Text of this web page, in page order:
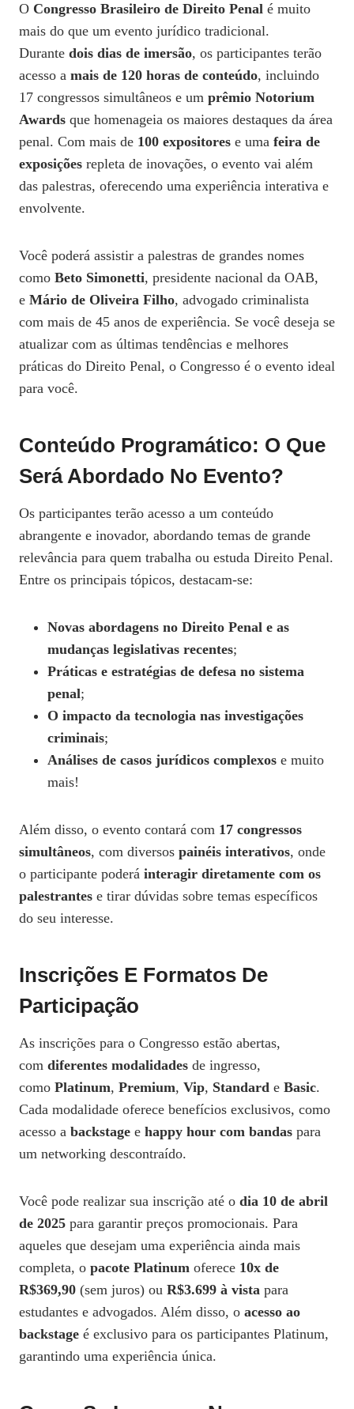
O Congresso Brasileiro de Direito Penal é muito
mais do que um evento jurídico tradicional.
Durante dois dias de imersão, os participantes terão
acesso a mais de 120 horas de conteúdo, incluindo
17 congressos simultâneos e um prêmio Notorium
Awards que homenageia os maiores destaques da área
penal. Com mais de 100 expositores e uma feira de
exposições repleta de inovações, o evento vai além
das palestras, oferecendo uma experiência interativa e
envolvente.
Você poderá assistir a palestras de grandes nomes
como Beto Simonetti, presidente nacional da OAB,
e Mário de Oliveira Filho, advogado criminalista
com mais de 45 anos de experiência. Se você deseja se
atualizar com as últimas tendências e melhores
práticas do Direito Penal, o Congresso é o evento ideal
para você.
Conteúdo Programático: O Que
Será Abordado No Evento?
Os participantes terão acesso a um conteúdo
abrangente e inovador, abordando temas de grande
relevância para quem trabalha ou estuda Direito Penal.
Entre os principais tópicos, destacam-se:
Novas abordagens no Direito Penal e as
mudanças legislativas recentes;
Práticas e estratégias de defesa no sistema
penal;
O impacto da tecnologia nas investigações
criminais;
Análises de casos jurídicos complexos e muito
mais!
Além disso, o evento contará com 17 congressos
simultâneos, com diversos painéis interativos, onde
o participante poderá interagir diretamente com os
palestrantes e tirar dúvidas sobre temas específicos
do seu interesse.
Inscrições E Formatos De
Participação
As inscrições para o Congresso estão abertas,
com diferentes modalidades de ingresso,
como Platinum, Premium, Vip, Standard e Basic.
Cada modalidade oferece benefícios exclusivos, como
acesso a backstage e happy hour com bandas para
um networking descontraído.
Você pode realizar sua inscrição até o dia 10 de abril
de 2025 para garantir preços promocionais. Para
aqueles que desejam uma experiência ainda mais
completa, o pacote Platinum oferece 10x de
R$369,90 (sem juros) ou R$3.699 à vista para
estudantes e advogados. Além disso, o acesso ao
backstage é exclusivo para os participantes Platinum,
garantindo uma experiência única.